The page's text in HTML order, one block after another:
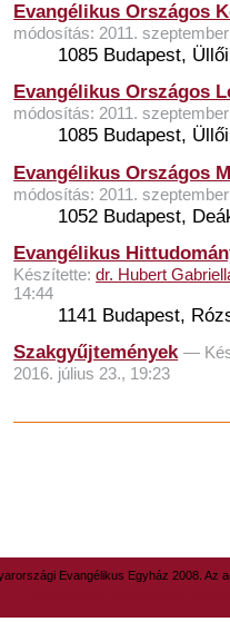
Evangélikus Országos
módosítás: 2011.
1085 Budapest,
Evangélikus Országos
módosítás: 2011.
1085 Budapest,
Evangélikus Országos
módosítás: 2011.
1052 Budapest,
Evangélikus
Készítette:dr. Hubert
14:44
1141 Budapest,
Szakgyűjtemények —
2016. július 23., 19:23
Evangélikus Egyház 2008. Az